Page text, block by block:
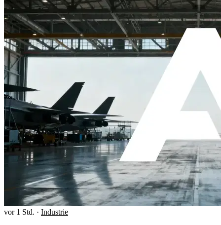
vor 1 Std. · Industrie